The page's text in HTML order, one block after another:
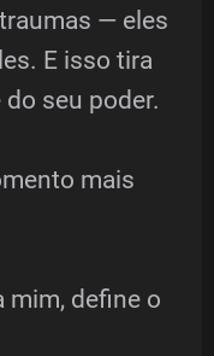
— eles
E isso tira
seu poder.
mais
mim, define o